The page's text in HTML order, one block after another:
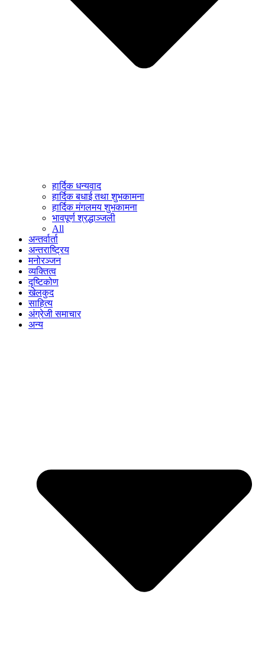
हार्दिक धन्यवाद
हार्दिक बधाई तथा शुभकामना
हार्दिक मंगलमय शुभकामना
भावपूर्ण श्रद्धाञ्जली
All
अन्तर्वार्ता
अन्तराष्ट्रिय
मनोरञ्जन
व्यक्तित्व
दृष्टिकोण
खेलकुद
साहित्य
अंग्रेजी समाचार
अन्य